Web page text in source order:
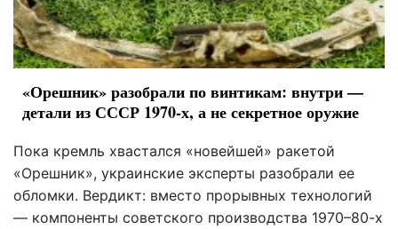
«Орешник» разобрали по винтикам: внутри —
детали из СССР 1970-х, а не секретное оружие
Пока кремль хвастался «новейшей» ракетой
«Орешник», украинские эксперты разобрали ее
обломки. Вердикт: вместо прорывных технологий
— компоненты советского производства 1970–80-х